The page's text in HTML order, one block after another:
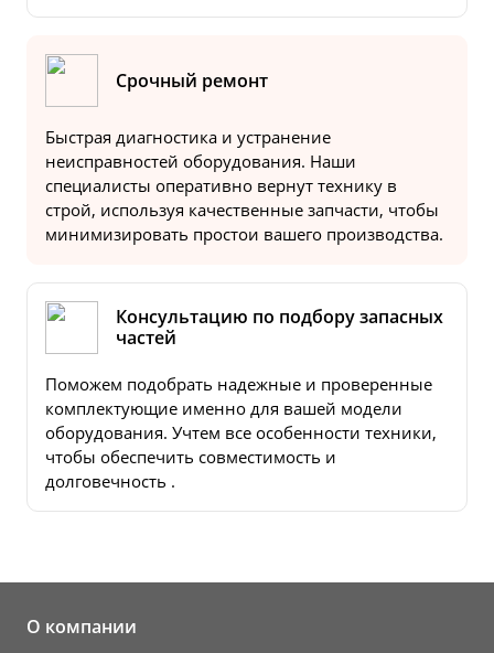
Срочный ремонт
Быстрая диагностика и устранение
неисправностей оборудования. Наши
специалисты оперативно вернут технику в
строй, используя качественные запчасти, чтобы
минимизировать простои вашего производства.
Консультацию по подбору запасных
частей
Поможем подобрать надежные и проверенные
комплектующие именно для вашей модели
оборудования. Учтем все особенности техники,
чтобы обеспечить совместимость и
долговечность .
О компании